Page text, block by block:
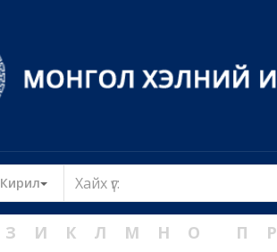
Кирил Toggle Dropdown
З И К Л М Н О П Р